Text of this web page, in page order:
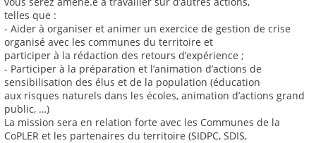
telles que :
- Aider à organiser et animer un exercice de gestion de crise
organisé avec les communes du territoire et
participer à la rédaction des retours d’expérience ;
- Participer à la préparation et l’animation d’actions de
sensibilisation des élus et de la population (éducation
aux risques naturels dans les écoles, animation d’actions grand
public, …)
La mission sera en relation forte avec les Communes de la
CoPLER et les partenaires du territoire (SIDPC, SDIS,